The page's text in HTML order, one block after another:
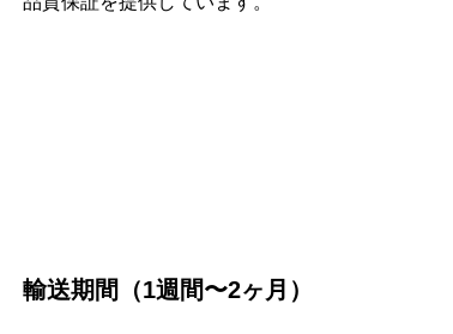
輸送期間（1週間〜2ヶ月）